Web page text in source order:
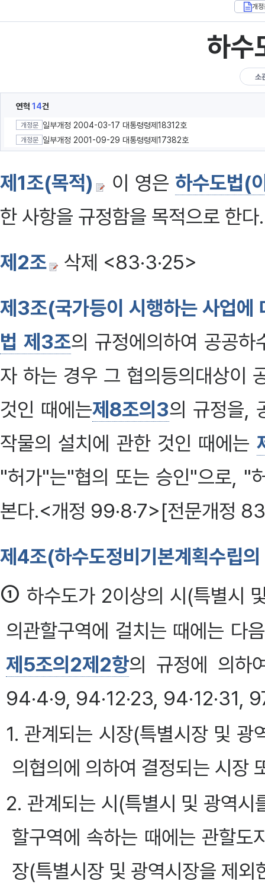
개정
하수
소
연혁 14건
개정문 일부개정 2004-03-17 대통령령제18312호
개정문 일부개정 2001-09-29 대통령령제17382호
제1조(목적) 이 영은 하수도법(
한 사항을 규정함을 목적으로 한다.
제2조
삭제 <83·3·25>
제3조(국가등이 시행하는 사업에
법 제3조의 규정에의하여 공공
자 하는 경우 그 협의등의대상이
것인 때에는제8조의3의 규정을,
작물의 설치에 관한 것인 때에는
"허가"는"협의 또는 승인"으로, "
본다.<개정 99·8·7>[전문개정
제4조(하수도정비기본계획수립
① 하수도가 2이상의 시(특별시
의관할구역에 걸치는 때에는 다
제5조의2제2항의 규정에 의하
94·4·9, 94·12·23, 94·12·31,
1. 관계되는 시장(특별시장 및
의협의에 의하여 결정되는 시장
2. 관계되는 시(특별시 및 광역
할구역에 속하는 때에는 관할도
장(특별시장 및 광역시장을 제외